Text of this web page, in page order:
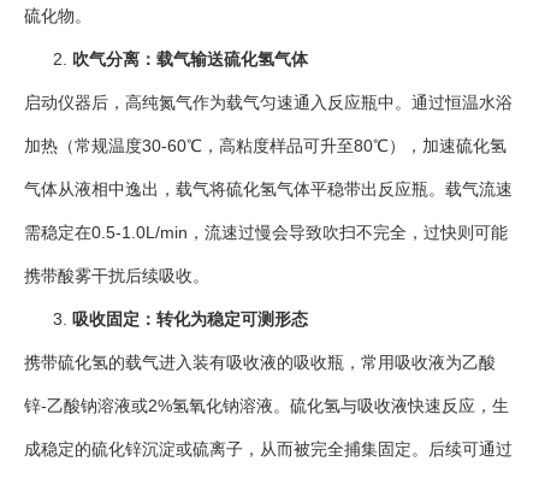
硫化物。
吹气分离：载气输送硫化氢气体
启动仪器后，高纯氮气作为载气匀速通入反应瓶中。通过恒温水浴
加热（常规温度30-60℃，高粘度样品可升至80℃），加速硫化氢
气体从液相中逸出，载气将硫化氢气体平稳带出反应瓶。载气流速
需稳定在0.5-1.0L/min，流速过慢会导致吹扫不完全，过快则可能
携带酸雾干扰后续吸收。
吸收固定：转化为稳定可测形态
携带硫化氢的载气进入装有吸收液的吸收瓶，常用吸收液为乙酸
锌-乙酸钠溶液或2%氢氧化钠溶液。硫化氢与吸收液快速反应，生
成稳定的硫化锌沉淀或硫离子，从而被完全捕集固定。后续可通过